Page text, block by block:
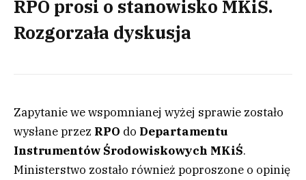
RPO prosi o stanowisko MKiŚ.
Rozgorzała dyskusja
Zapytanie we wspomnianej wyżej sprawie zostało
wysłane przez RPO do Departamentu
Instrumentów Środowiskowych MKiŚ.
Ministerstwo zostało również poproszone o opinię